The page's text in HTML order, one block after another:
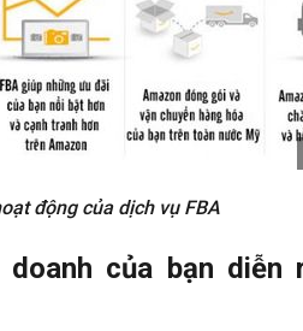
động của dịch vụ FBA
của bạn diễn